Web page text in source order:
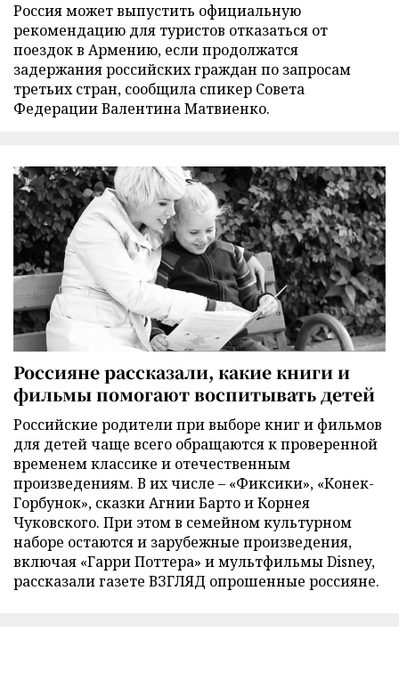
Россия может выпустить официальную
рекомендацию для туристов отказаться от
поездок в Армению, если продолжатся
задержания российских граждан по запросам
третьих стран, сообщила спикер Совета
Федерации Валентина Матвиенко.
Россияне рассказали, какие книги и
фильмы помогают воспитывать детей
Российские родители при выборе книг и фильмов
для детей чаще всего обращаются к проверенной
временем классике и отечественным
произведениям. В их числе – «Фиксики», «Конек-
Горбунок», сказки Агнии Барто и Корнея
Чуковского. При этом в семейном культурном
наборе остаются и зарубежные произведения,
включая «Гарри Поттера» и мультфильмы Disney,
рассказали газете ВЗГЛЯД опрошенные россияне.